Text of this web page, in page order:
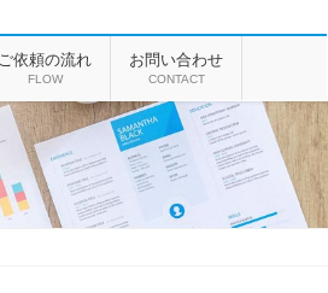
ご依頼の流れ
FLOW
お問い合わせ
CONTACT